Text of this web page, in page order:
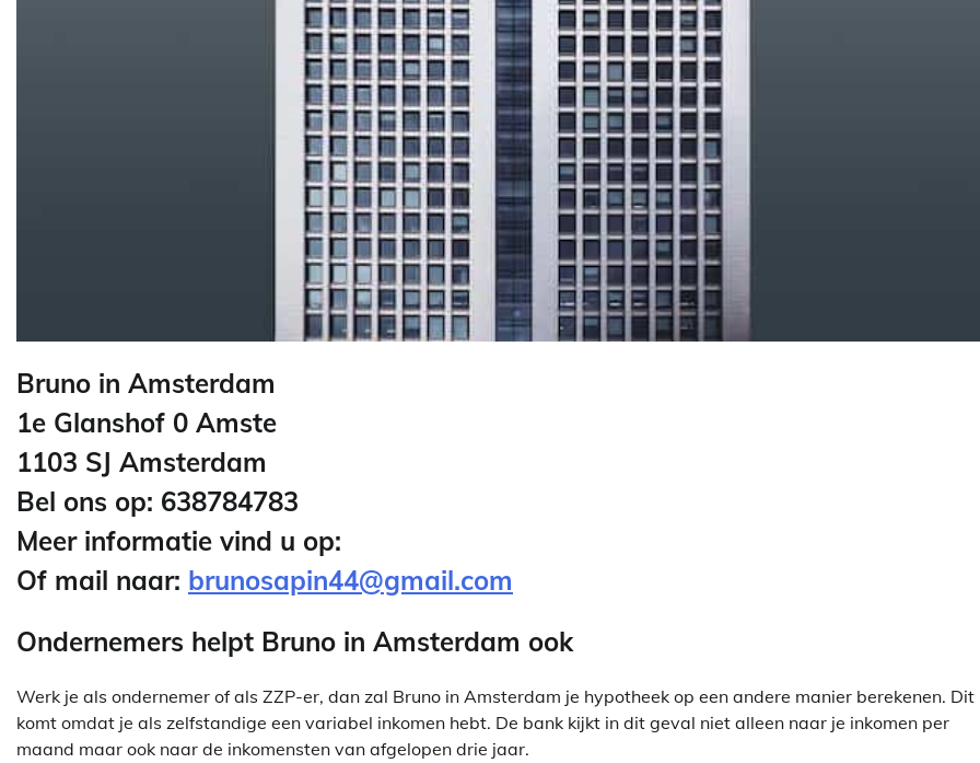
Bruno in Amsterdam
1e Glanshof 0 Amste
1103 SJ Amsterdam
Bel ons op: 638784783
Meer informatie vind u op:
Of mail naar: brunosapin44@gmail.com
Ondernemers helpt Bruno in Amsterdam ook
Werk je als ondernemer of als ZZP-er, dan zal Bruno in Amsterdam je hypotheek op een andere manier berekenen. Dit
komt omdat je als zelfstandige een variabel inkomen hebt. De bank kijkt in dit geval niet alleen naar je inkomen per
maand maar ook naar de inkomensten van afgelopen drie jaar.